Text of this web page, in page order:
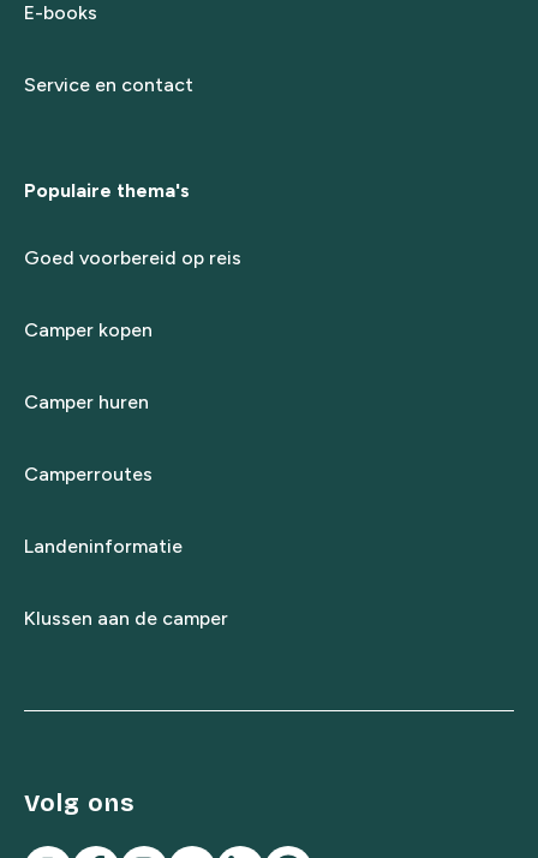
E-books
Service en contact
Populaire thema's
Goed voorbereid op reis
Camper kopen
Camper huren
Camperroutes
Landeninformatie
Klussen aan de camper
Volg ons